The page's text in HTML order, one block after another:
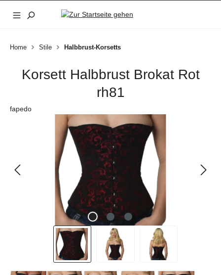
Zum Hauptinhalt springen
Home Stile Halbbrust-Korsetts
Korsett Halbbrust Brokat Rot
rh81
fapedo
Bildergalerie überspringen